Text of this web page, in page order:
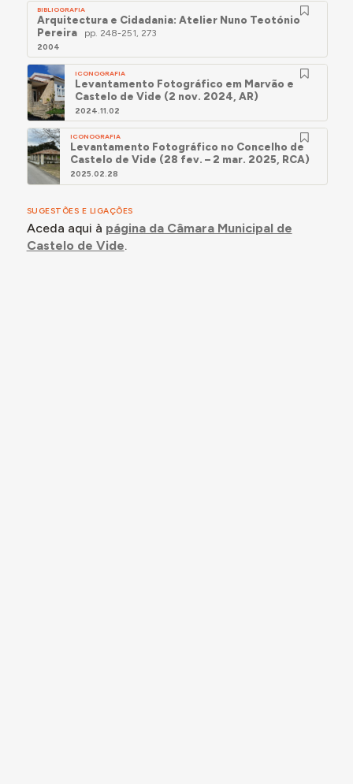
núcleo antigo com as zonas de expansão e o
aglomerado com o território envolvente." (p. 152)
O plano encontra-se documentado na publicação
Arquitectura e Cidadania: Atelier Nuno Teotónio
Pereira
(2004), pp. 248-251
BIBLIOGRAFIA
Arquitectura e Cidadania: Atelier Nuno Teotónio
Pereira
pp. 248-251, 273
2004
ICONOGRAFIA
Levantamento Fotográfico em Marvão e
Castelo de Vide (2 nov. 2024, AR)
2024.11.02
ICONOGRAFIA
Levantamento Fotográfico no Concelho de
Castelo de Vide (28 fev. – 2 mar. 2025, RCA)
2025.02.28
SUGESTÕES E LIGAÇÕES
Aceda aqui à página da Câmara Municipal de
Castelo de Vide.